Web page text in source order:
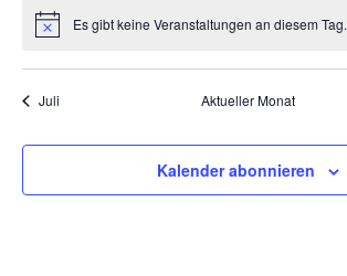
HinweisEs gibt keine Veranstaltungen an diesem Tag.
Juli Aktueller Monat
Kalender abonnieren